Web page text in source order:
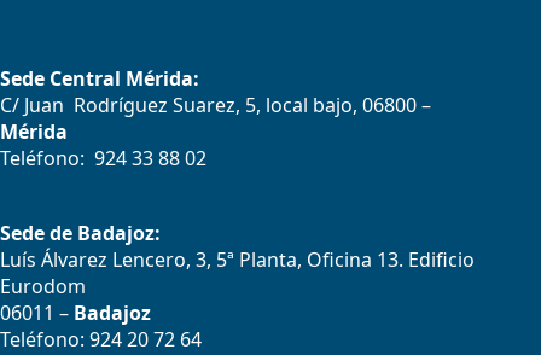
Sede Central Mérida:
C/ Juan Rodríguez Suarez, 5, local bajo, 06800 –
Mérida
Teléfono: 924 33 88 02
Sede de Badajoz:
Luís Álvarez Lencero, 3, 5ª Planta, Oficina 13. Edificio
Eurodom
06011 – Badajoz
Teléfono: 924 20 72 64